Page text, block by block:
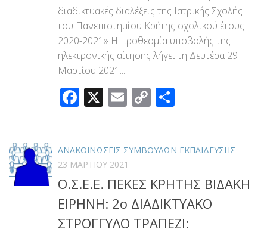
διαδικτυακές διαλέξεις της Ιατρικής Σχολής
του Πανεπιστημίου Κρήτης σχολικού έτους
2020-2021» Η προθεσμία υποβολής της
ηλεκτρονικής αίτησης λήγει τη Δευτέρα 29
Μαρτίου 2021...
Facebook
X Email
Copy
ΑΝΑΚΟΙΝΩΣΕΙΣ ΣΥΜΒΟΥΛΩΝ ΕΚΠΑΙΔΕΥΣΗΣ
23 ΜΑΡΤΊΟΥ 2021
Ο.Σ.Ε.Ε. ΠΕΚΕΣ ΚΡΗΤΗΣ ΒΙΔΑΚΗ
ΕΙΡΗΝΗ: 2ο ΔΙΑΔΙΚΤΥΑΚΟ
ΣΤΡΟΓΓΥΛΟ ΤΡΑΠΕΖΙ: